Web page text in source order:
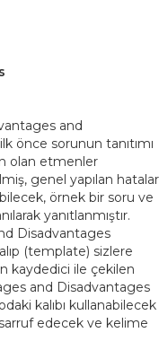
and
önce sorunun tanıtımı
olan etmenler
genel yapılan hatalar
örnek bir soru ve
yanıtlanmıştır.
Disadvantages
(template) sizlere
kaydedici ile çekilen
and Disadvantages
kalıbı kullanabilecek
edecek ve kelime